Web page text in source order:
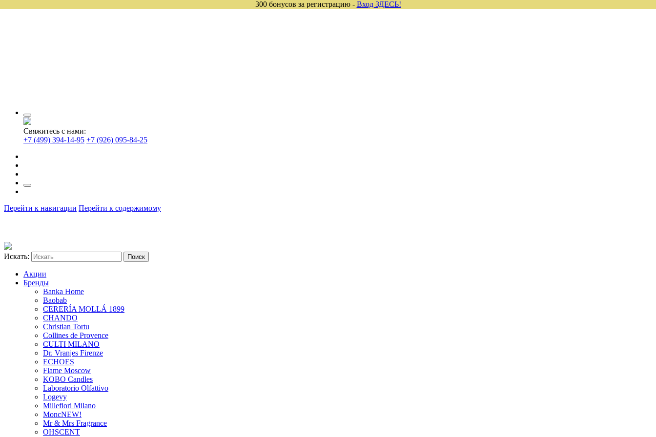
Свяжитесь с нами:
+7 (499) 394-14-95 +7 (926) 095-84-25
Перейти к навигации Перейти к содержимому
Искать:
Акции
Бренды
Banka Home
Baobab
CERERÍA MOLLÁ 1899
CHANDO
Christian Tortu
Collines de Provence
CULTI MILANO
Dr. Vranjes Firenze
ECHOES
Flame Moscow
KOBO Candles
Laboratorio Olfattivo
Logevy
Millefiori Milano
MoncNEW!
Mr & Mrs Fragrance
OHSCENT
300 бонусов за регистрацию - Вход ЗДЕСЬ!